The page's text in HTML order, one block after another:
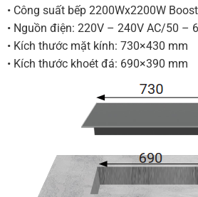
• Công suất bếp 2200Wx2200W
• Nguồn điện: 220V – 240V AC/50 –
• Kích thước mặt kính: 730×430 mm
• Kích thước khoét đá: 690×390 mm